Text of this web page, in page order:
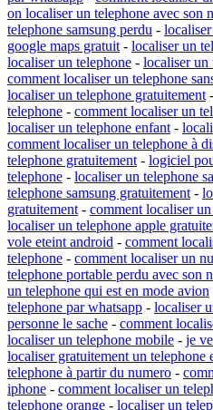
on localiser un telephone avec son
telephone samsung perdu -
google maps gratuit - localiser un
localiser un telephone - localiser un
comment localiser un telephone
localiser un telephone gratuitement -
telephone - comment localiser un
localiser un telephone enfant -
comment localiser un telephone à
telephone gratuitement - logiciel
telephone - localiser un telephone
telephone samsung gratuitement -
gratuitement - comment localiser
localiser un telephone apple
vole eteint android - comment
telephone - comment localiser un
telephone portable perdu avec son
un telephone qui est en mode avion
telephone par whatsapp - localiser
personne le sache - comment
localiser un telephone mobile - je
localiser gratuitement un telephone
telephone à partir du numero -
iphone - comment localiser un
telephone orange - localiser un